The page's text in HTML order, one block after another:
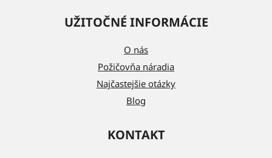
UŽITOČNÉ INFORMÁCIE
O nás
Požičovňa náradia
Najčastejšie otázky
Blog
KONTAKT